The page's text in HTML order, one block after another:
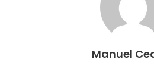
Manuel